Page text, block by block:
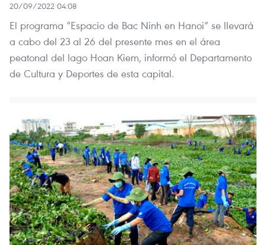
20/09/2022 04:08
El programa “Espacio de Bac Ninh en Hanoi” se llevará
a cabo del 23 al 26 del presente mes en el área
peatonal del lago Hoan Kiem, informó el Departamento
de Cultura y Deportes de esta capital.